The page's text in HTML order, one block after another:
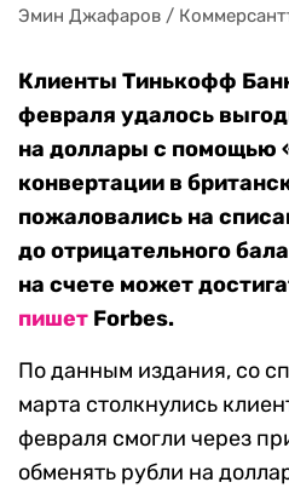
Эмин Джафаров /
Клиенты Тинькофф
февраля удалось
на доллары с помощью
конвертации в
пожаловались на
до отрицательного
на счете может
пишет Forbes.
По данным издания, со
марта столкнулись
февраля смогли через
обменять рубли на